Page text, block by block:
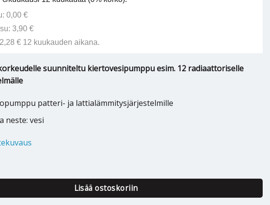
0,00 €
3,90 €
€ 12 kuukauden aikana.
suunniteltu kiertovesipumppu esim. 12 radiaattoriselle
patteri- ja lattialämmitysjärjestelmille
neste: vesi
Wilo Stratos PICO 25/0,5-6-180 määrä
Lisää ostoskoriin